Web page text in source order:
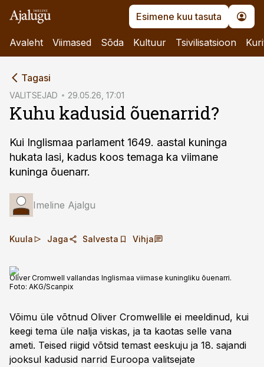
Esimene kuu tasuta
Avaleht Viimased Sõda Kultuur Tsivilisatsioon
Tagasi
VALITSEJAD 29.05.26, 17:01
Kuhu kadusid õuenarrid?
Kui Inglismaa parlament 1649. aastal kuninga
hukata lasi, kadus koos temaga ka viimane
kuninga õuenarr.
Imeline Ajalgu
Kuula Jaga Salvesta Vihja
Oliver Cromwell vallandas Inglismaa viimase kuningliku õuenarri.
Foto: AKG/Scanpix
Võimu üle võtnud Oliver Cromwellile ei meeldinud, kui
keegi tema üle nalja viskas, ja ta kaotas selle vana
ameti. Teised riigid võtsid temast eeskuju ja 18. sajandi
jooksul kadusid narrid Euroopa valitsejate